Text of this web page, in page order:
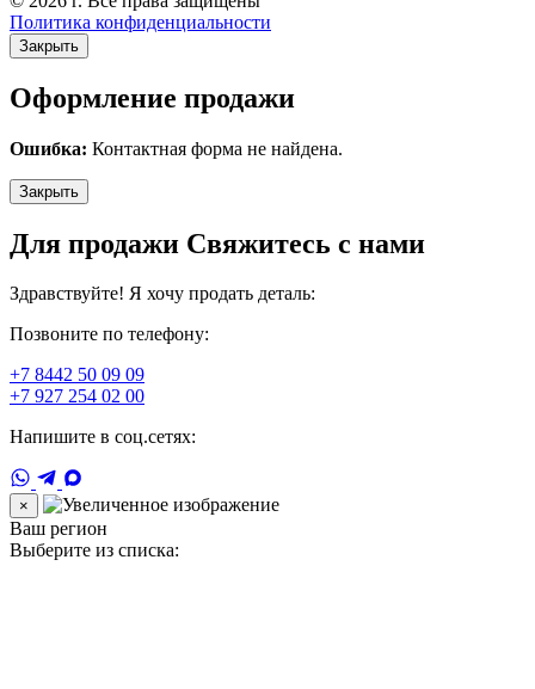
Политика конфиденциальности
Закрыть
Оформление продажи
Ошибка: Контактная форма не найдена.
Закрыть
Для продажи Свяжитесь с нами
Здравствуйте! Я хочу продать деталь:
Позвоните по телефону:
+7 8442 50 09 09
+7 927 254 02 00
Напишите в соц.сетях:
×
Ваш регион
Выберите из списка: